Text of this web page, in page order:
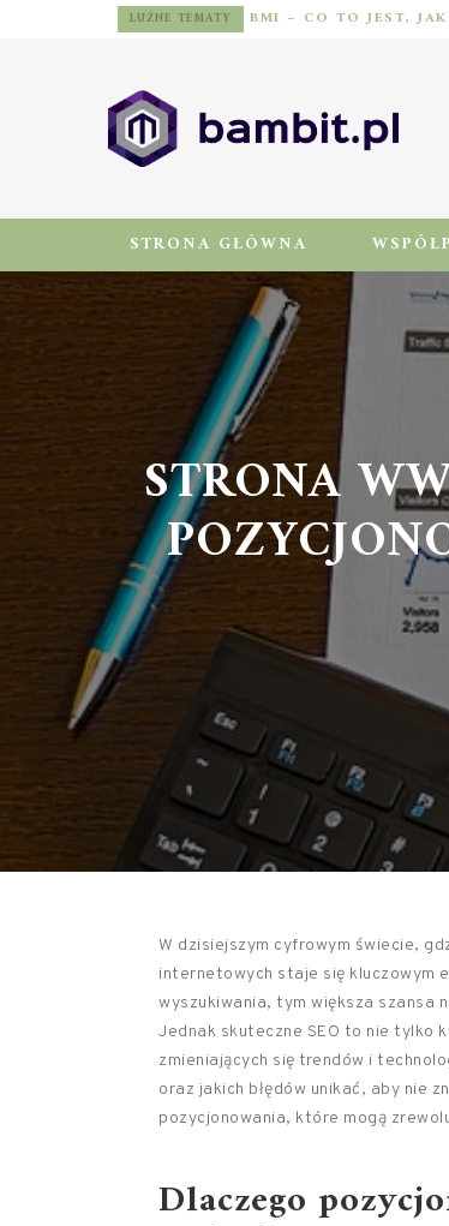
LUŹNE TEMATY BMI – CO TO JEST,
STRONA GŁÓWNA
STRONA
W dzisiejszym cyfrowym świecie,
internetowych staje się kluczowym
wyszukiwania, tym większa szansa
Jednak skuteczne SEO to nie tylko
zmieniających się trendów i
oraz jakich błędów unikać, aby nie
pozycjonowania, które mogą
Dlaczego